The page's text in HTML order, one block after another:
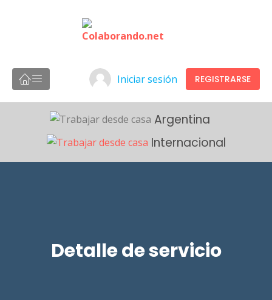
Iniciar sesión REGISTRARSE
Argentina
Internacional
Detalle de servicio